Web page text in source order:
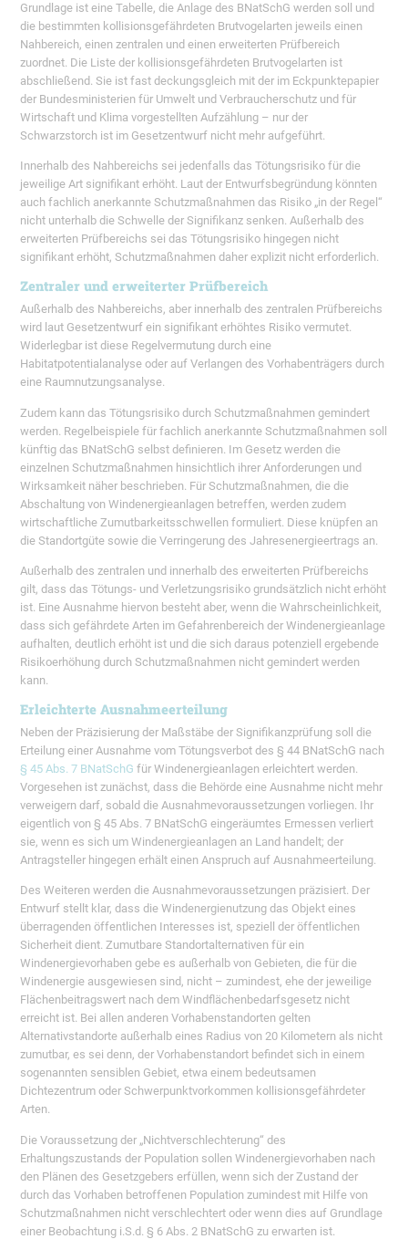
Grundlage ist eine Tabelle, die Anlage des BNatSchG werden soll und
die bestimmten kollisionsgefährdeten Brutvogelarten jeweils einen
Nahbereich, einen zentralen und einen erweiterten Prüfbereich
zuordnet. Die Liste der kollisionsgefährdeten Brutvogelarten ist
abschließend. Sie ist fast deckungsgleich mit der im Eckpunktepapier
der Bundesministerien für Umwelt und Verbraucherschutz und für
Wirtschaft und Klima vorgestellten Aufzählung – nur der
Schwarzstorch ist im Gesetzentwurf nicht mehr aufgeführt.
Innerhalb des Nahbereichs sei jedenfalls das Tötungsrisiko für die
jeweilige Art signifikant erhöht. Laut der Entwurfsbegründung könnten
auch fachlich anerkannte Schutzmaßnahmen das Risiko „in der Regel“
nicht unterhalb die Schwelle der Signifikanz senken. Außerhalb des
erweiterten Prüfbereichs sei das Tötungsrisiko hingegen nicht
signifikant erhöht, Schutzmaßnahmen daher explizit nicht erforderlich.
Zentraler und erweiterter Prüfbereich
Außerhalb des Nahbereichs, aber innerhalb des zentralen Prüfbereichs
wird laut Gesetzentwurf ein signifikant erhöhtes Risiko vermutet.
Widerlegbar ist diese Regelvermutung durch eine
Habitatpotentialanalyse oder auf Verlangen des Vorhabenträgers durch
eine Raumnutzungsanalyse.
Zudem kann das Tötungsrisiko durch Schutzmaßnahmen gemindert
werden. Regelbeispiele für fachlich anerkannte Schutzmaßnahmen soll
künftig das BNatSchG selbst definieren. Im Gesetz werden die
einzelnen Schutzmaßnahmen hinsichtlich ihrer Anforderungen und
Wirksamkeit näher beschrieben. Für Schutzmaßnahmen, die die
Abschaltung von Windenergieanlagen betreffen, werden zudem
wirtschaftliche Zumutbarkeitsschwellen formuliert. Diese knüpfen an
die Standortgüte sowie die Verringerung des Jahresenergieertrags an.
Außerhalb des zentralen und innerhalb des erweiterten Prüfbereichs
gilt, dass das Tötungs- und Verletzungsrisiko grundsätzlich nicht erhöht
ist. Eine Ausnahme hiervon besteht aber, wenn die Wahrscheinlichkeit,
dass sich gefährdete Arten im Gefahrenbereich der Windenergieanlage
aufhalten, deutlich erhöht ist und die sich daraus potenziell ergebende
Risikoerhöhung durch Schutzmaßnahmen nicht gemindert werden
kann.
Erleichterte Ausnahmeerteilung
Neben der Präzisierung der Maßstäbe der Signifikanzprüfung soll die
Erteilung einer Ausnahme vom Tötungsverbot des § 44 BNatSchG nach
§ 45 Abs. 7 BNatSchG für Windenergieanlagen erleichtert werden.
Vorgesehen ist zunächst, dass die Behörde eine Ausnahme nicht mehr
verweigern darf, sobald die Ausnahmevoraussetzungen vorliegen. Ihr
eigentlich von § 45 Abs. 7 BNatSchG eingeräumtes Ermessen verliert
sie, wenn es sich um Windenergieanlagen an Land handelt; der
Antragsteller hingegen erhält einen Anspruch auf Ausnahmeerteilung.
Des Weiteren werden die Ausnahmevoraussetzungen präzisiert. Der
Entwurf stellt klar, dass die Windenergienutzung das Objekt eines
überragenden öffentlichen Interesses ist, speziell der öffentlichen
Sicherheit dient. Zumutbare Standortalternativen für ein
Windenergievorhaben gebe es außerhalb von Gebieten, die für die
Windenergie ausgewiesen sind, nicht – zumindest, ehe der jeweilige
Flächenbeitragswert nach dem Windflächenbedarfsgesetz nicht
erreicht ist. Bei allen anderen Vorhabenstandorten gelten
Alternativstandorte außerhalb eines Radius von 20 Kilometern als nicht
zumutbar, es sei denn, der Vorhabenstandort befindet sich in einem
sogenannten sensiblen Gebiet, etwa einem bedeutsamen
Dichtezentrum oder Schwerpunktvorkommen kollisionsgefährdeter
Arten.
Die Voraussetzung der „Nichtverschlechterung“ des
Erhaltungszustands der Population sollen Windenergievorhaben nach
den Plänen des Gesetzgebers erfüllen, wenn sich der Zustand der
durch das Vorhaben betroffenen Population zumindest mit Hilfe von
Schutzmaßnahmen nicht verschlechtert oder wenn dies auf Grundlage
einer Beobachtung i.S.d. § 6 Abs. 2 BNatSchG zu erwarten ist.